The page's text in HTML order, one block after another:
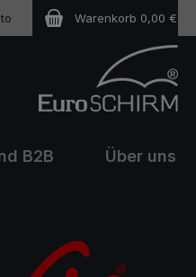
dem MerkzettelWarenkorb 0,00 €
B2B Über uns